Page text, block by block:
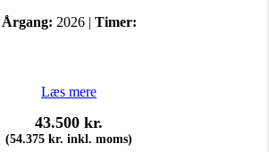
Årgang: 2026 | Timer:
Læs mere
43.500 kr.
(54.375 kr. inkl. moms)